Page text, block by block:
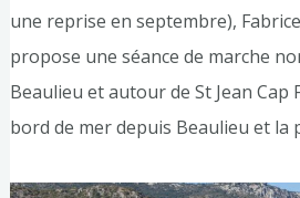
une reprise en septembre),
propose une séance de marche
Beaulieu et autour de St Jean Cap
bord de mer depuis Beaulieu et la